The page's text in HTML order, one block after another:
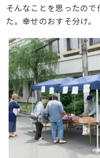
そんなことを思ったの
た。幸せのおすそ分け。